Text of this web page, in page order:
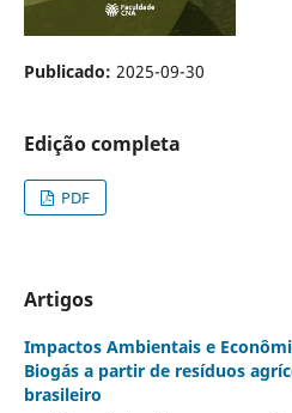
Publicado: 2025-09-30
Edição completa
PDF
Artigos
Impactos Ambientais e
Biogás a partir de resíduos
brasileiro